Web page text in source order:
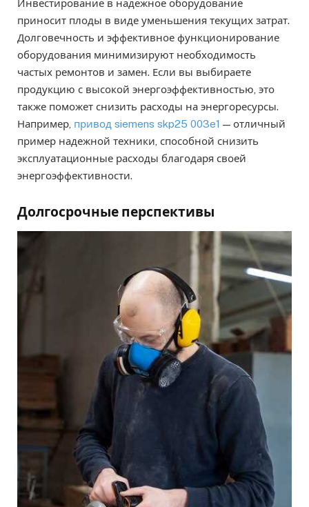
Инвестирование в надежное оборудование
приносит плоды в виде уменьшения текущих затрат.
Долговечность и эффективное функционирование
оборудования минимизируют необходимость
частых ремонтов и замен. Если вы выбираете
продукцию с высокой энергоэффективностью, это
также поможет снизить расходы на энергоресурсы.
Например, привод siemens skp25 003e1 — отличный
пример надежной техники, способной снизить
эксплуатационные расходы благодаря своей
энергоэффективности.
Долгосрочные перспективы